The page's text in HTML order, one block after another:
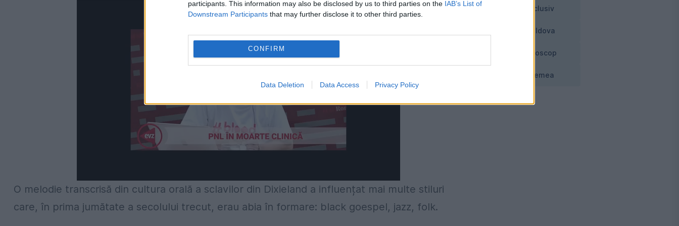
participants. This information may also be disclosed by us to third parties on the IAB’s List of
Downstream Participants that may further disclose it to other third parties.
CONFIRM
Data Deletion Data Access Privacy Policy
O melodie transcrisă din cultura orală a sclavilor din Dixieland a influențat mai multe stiluri
care, în prima jumătate a secolului trecut, erau abia în formare: black goespel, jazz, folk.
Exclusiv
Moldova
Horoscop
Vremea